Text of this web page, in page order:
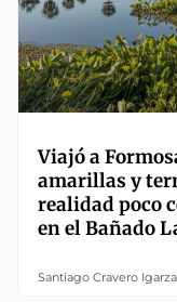
Viajó a
amarillas y
realidad poco
en el Bañado
Santiago Cravero Igarza